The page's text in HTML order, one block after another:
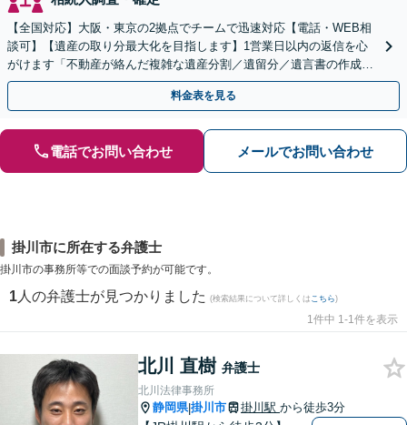
【全国対応】大阪・東京の2拠点でチームで迅速対応【電話・WEB相
談可】【遺産の取り分最大化を目指します】1営業日以内の返信を心
がけます「不動産が絡んだ複雑な遺産分割／遺留分／遺言書の作成・
執行／事業承継など、お任せください」【休日相談あり】
料金表を見る
電話でお問い合わせ メールでお問い合わせ
掛川市に所在する弁護士
掛川市の事務所等での面談予約が可能です。
1 人の弁護士が見つかりました (検索結果について詳しくは こちら)
1件中 1-1件を表示
北川 直樹 弁護士
北川法律事務所
静岡県|掛川市 掛川駅 から徒歩3分